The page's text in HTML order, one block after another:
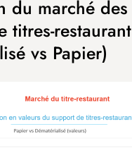
du marché des
titres-restaurant
vs Papier)